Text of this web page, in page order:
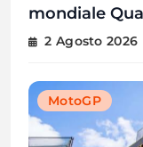
mondiale
2 Agosto 2026
MotoGP